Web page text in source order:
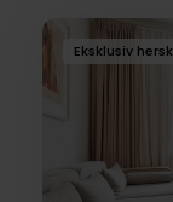
Eksklusiv